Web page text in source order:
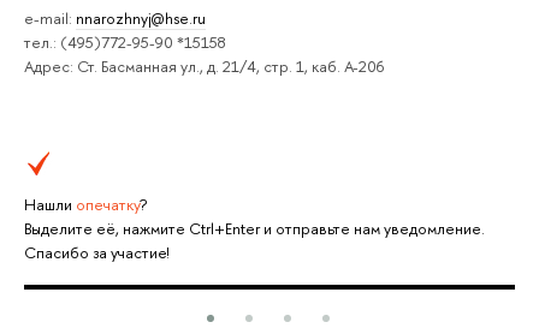
e-mail: nnarozhnyj@hse.ru
тел.: (495)772-95-90 *15158
Адрес: Ст. Басманная ул., д. 21/4, стр. 1, каб. А-206
Нашли опечатку?
Выделите её, нажмите Ctrl+Enter и отправьте нам уведомление.
Спасибо за участие!